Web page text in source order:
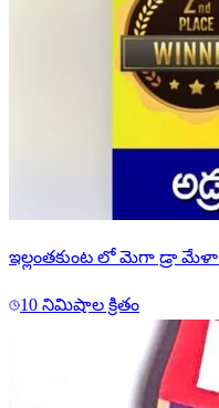
ఇల్లంతకుంట లో మెగా డ్రా
10 నిమిషాల క్రితం